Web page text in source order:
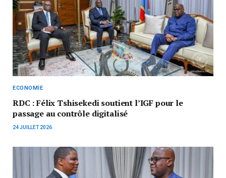
ECONOMIE
RDC : Félix Tshisekedi soutient l’IGF pour le
passage au contrôle digitalisé
24 JUILLET 2026